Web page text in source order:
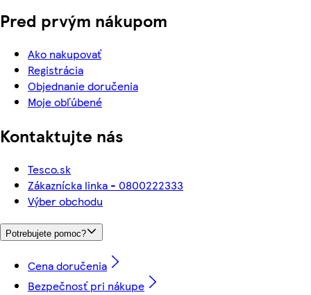
Pred prvým nákupom
Ako nakupovať
Registrácia
Objednanie doručenia
Moje obľúbené
Kontaktujte nás
Tesco.sk
Zákaznícka linka - 0800222333
Výber obchodu
Potrebujete pomoc?
Cena doručenia
Bezpečnosť pri nákupe